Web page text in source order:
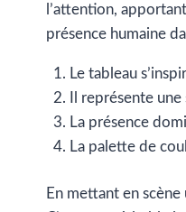
l’attention,
présence humaine
Le tableau
Il représente
La présence
La palette de
En mettant en